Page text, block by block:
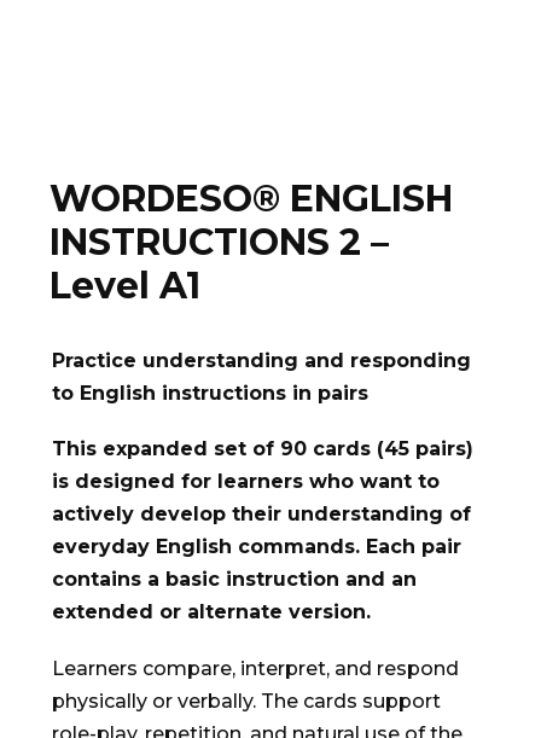
WORDESO® ENGLISH
INSTRUCTIONS 2 –
Level A1
Practice understanding and responding
to English instructions in pairs
This expanded set of 90 cards (45 pairs)
is designed for learners who want to
actively develop their understanding of
everyday English commands. Each pair
contains a basic instruction and an
extended or alternate version.
Learners compare, interpret, and respond
physically or verbally. The cards support
role-play, repetition, and natural use of the